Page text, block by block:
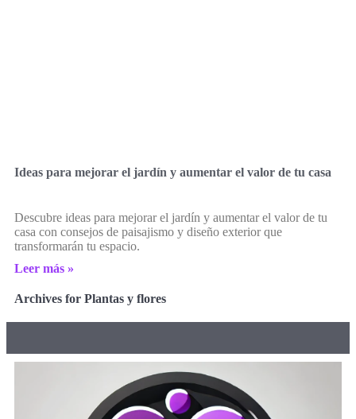
Ideas para mejorar el jardín y aumentar el valor de tu casa
Descubre ideas para mejorar el jardín y aumentar el valor de tu
casa con consejos de paisajismo y diseño exterior que
transformarán tu espacio.
Leer más »
Archives for Plantas y flores